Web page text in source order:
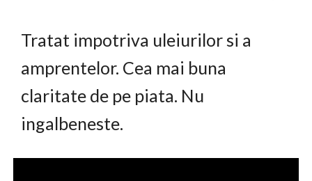
Tratat impotriva uleiurilor si a
amprentelor. Cea mai buna
claritate de pe piata. Nu
ingalbeneste.